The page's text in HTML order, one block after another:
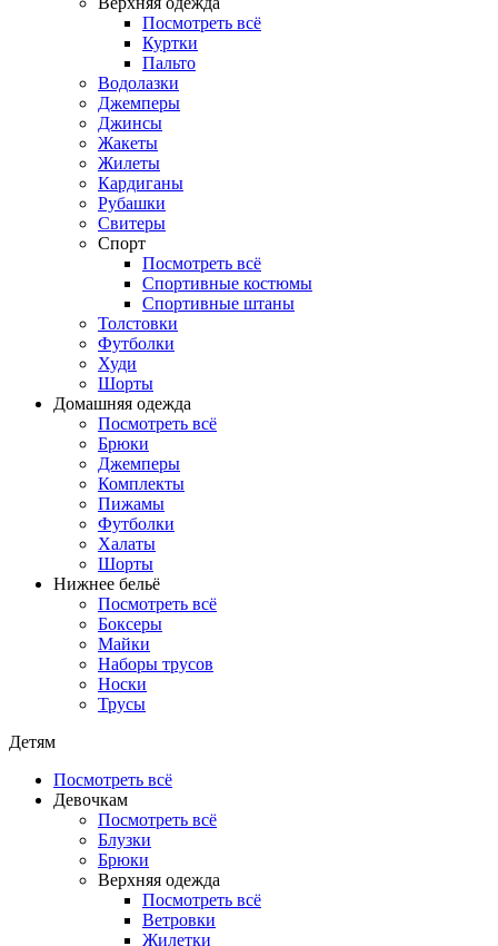
Посмотреть всё
Куртки
Пальто
Водолазки
Джемперы
Джинсы
Жакеты
Жилеты
Кардиганы
Рубашки
Свитеры
Спорт
Посмотреть всё
Спортивные костюмы
Спортивные штаны
Толстовки
Футболки
Худи
Шорты
Домашняя одежда
Посмотреть всё
Брюки
Джемперы
Комплекты
Пижамы
Футболки
Халаты
Шорты
Нижнее бельё
Посмотреть всё
Боксеры
Майки
Наборы трусов
Носки
Трусы
Детям
Посмотреть всё
Девочкам
Посмотреть всё
Блузки
Брюки
Верхняя одежда
Посмотреть всё
Ветровки
Жилетки